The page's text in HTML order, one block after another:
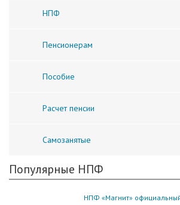
НПФ
Пенсионерам
Пособие
Расчет пенсии
Самозанятые
Популярные НПФ
НПФ «Магнит»